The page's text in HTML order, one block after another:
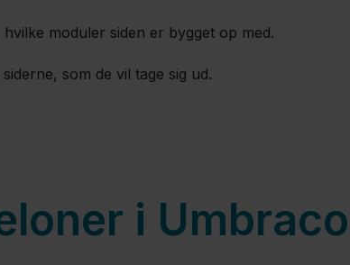
moduler siden er bygget op med.
som de vil tage sig ud.
i Umbraco